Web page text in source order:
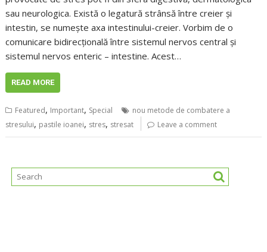
sau neurologica. Există o legatură strânsă între creier și
intestin, se numește axa intestinului-creier. Vorbim de o
comunicare bidirecțională între sistemul nervos central și
sistemul nervos enteric – intestine. Acest…
READ MORE
Featured, Important, Special
nou metode de combatere a
stresului, pastile ioanei, stres, stresat Leave a comment